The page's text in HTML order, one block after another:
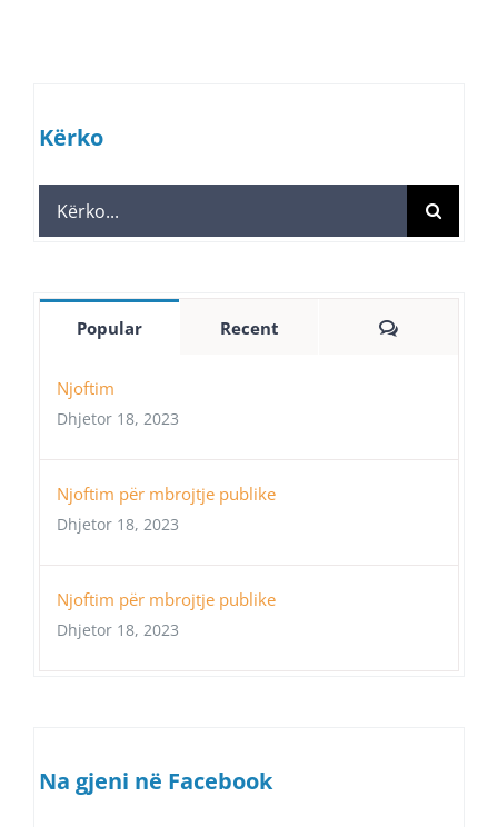
Kërko
Search
for:
Popular Recent Comments
Njoftim
Dhjetor 18, 2023
Njoftim për mbrojtje publike
Dhjetor 18, 2023
Njoftim për mbrojtje publike
Dhjetor 18, 2023
Na gjeni në Facebook